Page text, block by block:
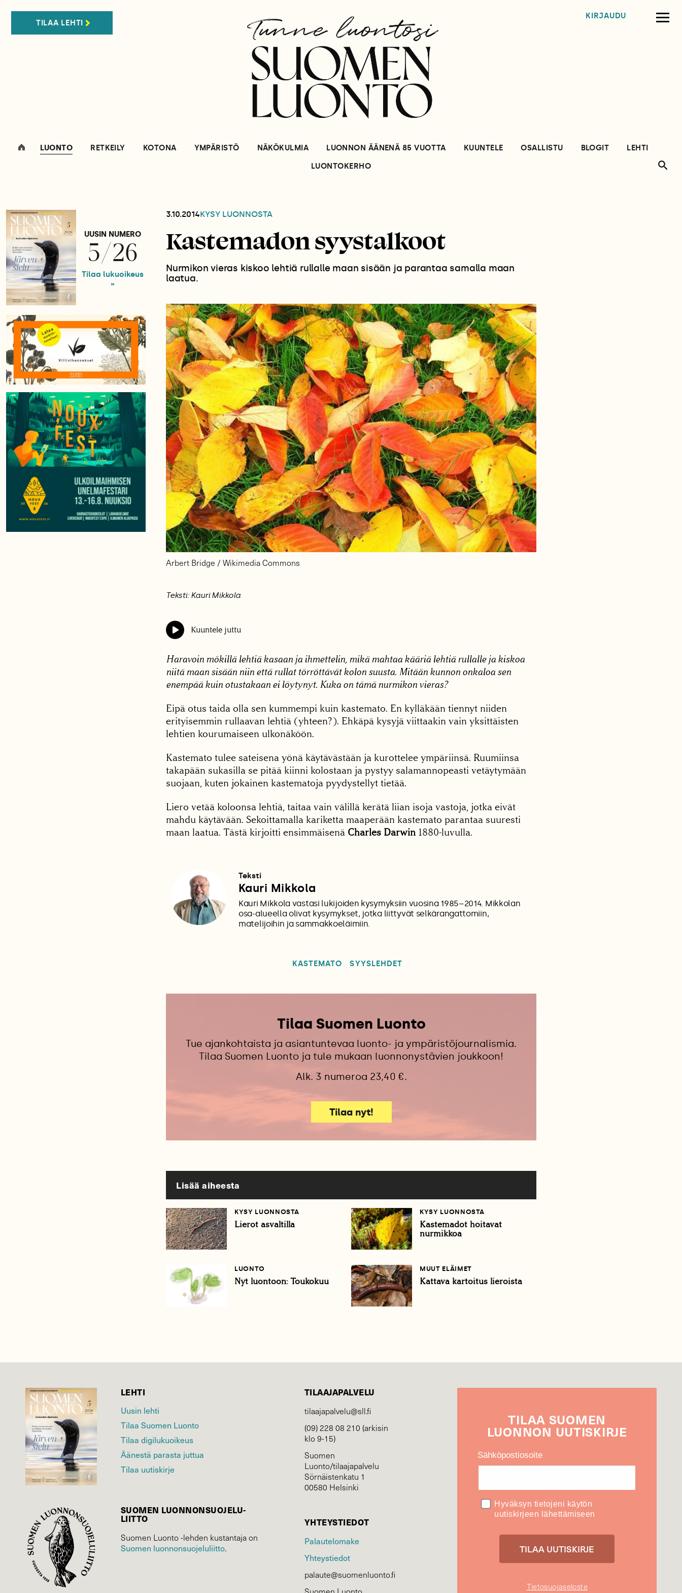
TILAA LEHTI
KIRJAUDU
LUONTO RETKEILY KOTONA YMPÄRISTÖ NÄKÖKULMIA LUONNON ÄÄNENÄ 85 VUOTTA KUUNTELE OSALLISTU BLOGIT
LEHTI
LUONTOKERHO
UUSIN NUMERO
5/26
Tilaa lukuoikeus
»
3.10.2014KYSY LUONNOSTA
Kastemadon syystalkoot
Nurmikon vieras kiskoo lehtiä rullalle maan sisään ja parantaa samalla maan
laatua.
Arbert Bridge / Wikimedia Commons
Teksti: Kauri Mikkola
Kuuntele juttu
Haravoin mökillä lehtiä kasaan ja ihmettelin, mikä mahtaa kääriä lehtiä rullalle ja kiskoa
niitä maan sisään niin että rullat törröttävät kolon suusta. Mitään kunnon onkaloa sen
enempää kuin otustakaan ei löytynyt. Kuka on tämä nurmikon vieras?
Eipä otus taida olla sen kummempi kuin kastemato. En kylläkään tiennyt niiden
erityisemmin rullaavan lehtiä (yhteen?). Ehkäpä kysyjä viittaakin vain yksittäisten
lehtien kourumaiseen ulkonäköön.
Kastemato tulee sateisena yönä käytävästään ja kurottelee ympäriinsä. Ruumiinsa
takapään sukasilla se pitää kiinni kolostaan ja pystyy salamannopeasti vetäytymään
suojaan, kuten jokainen kastematoja pyydystellyt tietää.
Liero vetää koloonsa lehtiä, taitaa vain välillä kerätä liian isoja vastoja, jotka eivät
mahdu käytävään. Sekoittamalla kariketta maaperään kastemato parantaa suuresti
maan laatua. Tästä kirjoitti ensimmäisenä Charles Darwin 1880-luvulla.
Teksti
Kauri Mikkola
Kauri Mikkola vastasi lukijoiden kysymyksiin vuosina 1985–2014. Mikkolan
osa-alueella olivat kysymykset, jotka liittyvät selkärangattomiin,
matelijoihin ja sammakkoeläimiin.
KASTEMATO SYYSLEHDET
Tilaa Suomen Luonto
Tue ajankohtaista ja asiantuntevaa luonto- ja ympäristöjournalismia.
Tilaa Suomen Luonto ja tule mukaan luonnonystävien joukkoon!
Alk. 3 numeroa 23,40 €.
Tilaa nyt!
Lisää aiheesta
KYSY LUONNOSTA
Lierot asvaltilla
KYSY LUONNOSTA
Kastemadot hoitavat
nurmikkoa
LUONTO
Nyt luontoon: Toukokuu
MUUT ELÄIMET
Kattava kartoitus lieroista
LEHTI
Uusin lehti
Tilaa Suomen Luonto
Tilaa digilukuoikeus
Äänestä parasta juttua
Tilaa uutiskirje
SUOMEN LUONNON­SUOJELU­
LIITTO
Suomen Luonto -lehden kustantaja on
Suomen luonnonsuojelu­liitto.
TILAAJAPALVELU
tilaajapalvelu@sll.fi
(09) 228 08 210 (arkisin
klo 9-15)
Suomen
Luonto/tilaajapalvelu
Sörnäistenkatu 1
00580 Helsinki
YHTEYSTIEDOT
Palautelomake
Yhteystiedot
palaute@suomenluonto.fi
TILAA SUOMEN
LUONNON UUTIS­KIRJE
Sähköpostiosoite
Hyväksyn tietojeni käytön
uutiskirjeen lähettämiseen
Tietosuojaseloste